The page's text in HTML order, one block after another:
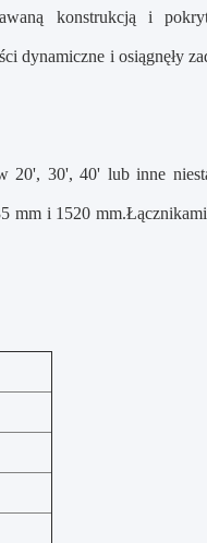
konstrukcją i
dynamiczne i osiągnęły
20', 30', 40' lub inne
mm i 1520